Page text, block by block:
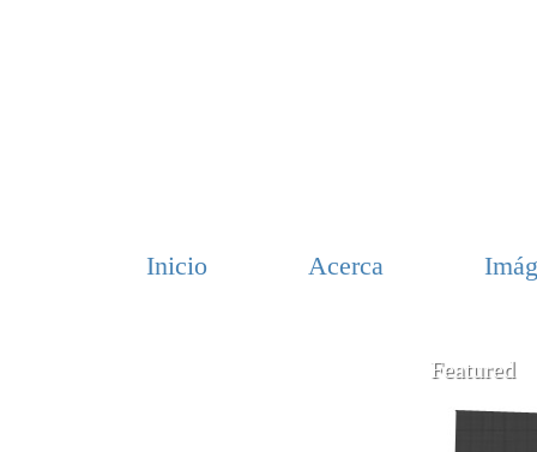
Inicio Acerca
Featured